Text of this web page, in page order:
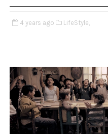
4 years ago LifeStyle,